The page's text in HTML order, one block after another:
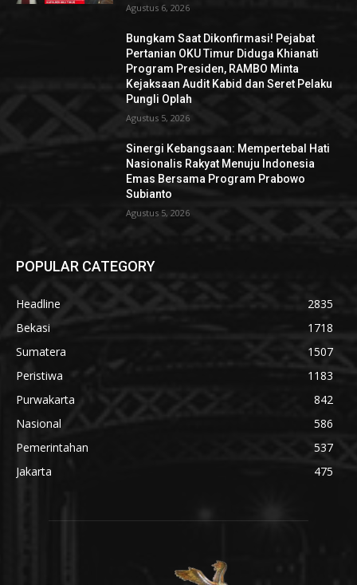
Agustus 6, 2026
Bungkam Saat Dikonfirmasi! Pejabat
Pertanian OKU Timur Diduga Khianati
Program Presiden, RAMBO Minta
Kejaksaan Audit Kabid dan Seret Pelaku
Pungli Oplah
Agustus 5, 2026
Sinergi Kebangsaan: Mempertebal Hati
Nasionalis Rakyat Menuju Indonesia
Emas Bersama Program Prabowo
Subianto
Agustus 5, 2026
POPULAR CATEGORY
Headline
2835
Bekasi
1718
Sumatera
1507
Peristiwa
1183
Purwakarta
842
Nasional
586
Pemerintahan
537
Jakarta
475